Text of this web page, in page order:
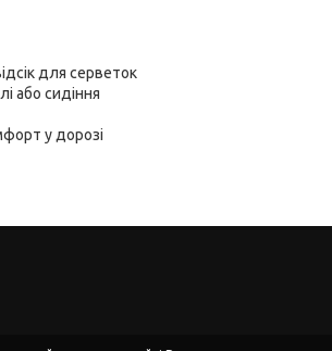
для серветок
або сидіння
у дорозі